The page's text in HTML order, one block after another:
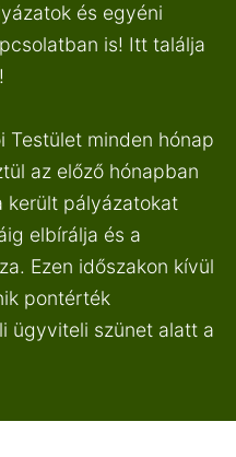
és egyéni
is! Itt találja
Testület minden hónap
az előző hónapban
került pályázatokat
elbírálja és a
Ezen időszakon kívül
pontérték
ügyviteli szünet alatt a